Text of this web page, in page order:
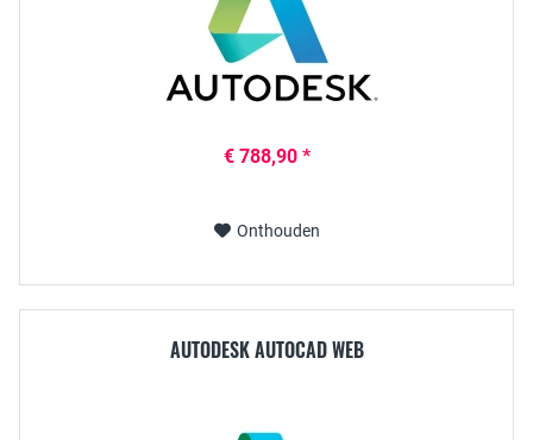
€ 788,90 *
Onthouden
AUTODESK AUTOCAD WEB